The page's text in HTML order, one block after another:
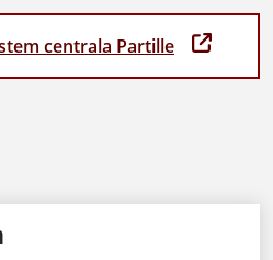
centrala Partille